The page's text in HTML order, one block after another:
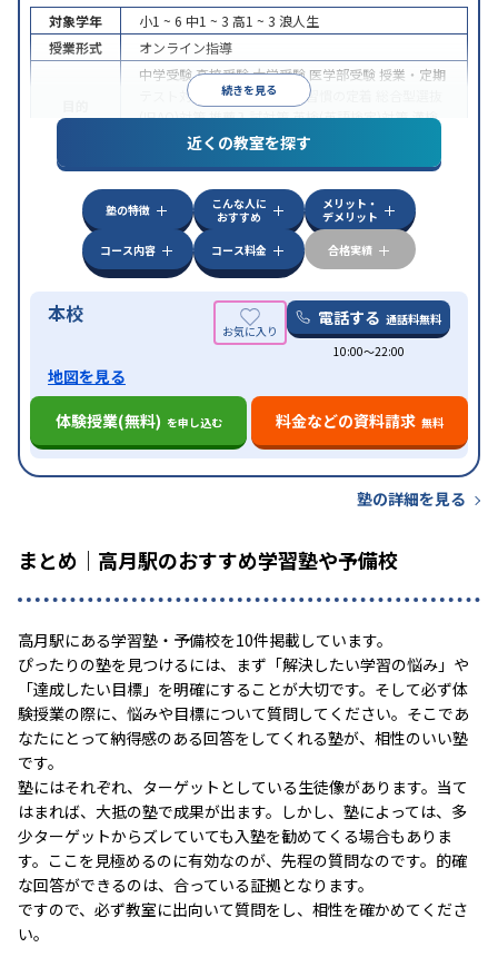
続きを見る
対象学年 小1 ~ 6 中1 ~ 3 高1 ~ 3 浪人生
授業形式
オンライン指導
中学受験高校受験大学受験 医学部受験 授業・定期
テスト対策
内申点対策 学習習慣の定着
(旧AO)対策推薦入試対策英検(英語検定)対策漢検
(漢字検定)対策
中高一貫校生に対応成績保証制度あり授業の振替
可能不登校生に対応学習にPC・タブレットを利用
オンライン対応1科目から受講可能
近くの教室を探す
塾の特徴
こんな人に
おすすめ
メリット・
デメリット
コース内容
コース料金 合格実績
本校 電話する 通話料無料
10:00〜22:00
地図を見る
体験授業(無料) を申し込む 料金などの資料請求 無料
塾の詳細を見る
まとめ｜高月駅のおすすめ学習塾や予備校
高月駅にある学習塾・予備校を10件掲載しています。
ぴったりの塾を見つけるには、まず「解決したい学習の悩み」や
「達成したい目標」を明確にすることが大切です。そして必ず体
験授業の際に、悩みや目標について質問してください。そこであ
なたにとって納得感のある回答をしてくれる塾が、相性のいい塾
です。
塾にはそれぞれ、ターゲットとしている生徒像があります。当て
はまれば、大抵の塾で成果が出ます。しかし、塾によっては、多
少ターゲットからズレていても入塾を勧めてくる場合もありま
す。ここを見極めるのに有効なのが、先程の質問なのです。的確
な回答ができるのは、合っている証拠となります。
ですので、必ず教室に出向いて質問をし、相性を確かめてくださ
い。